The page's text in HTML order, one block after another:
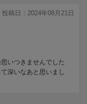
投稿日：2024年08月21日
いつきませんでした
深いなあと思いまし